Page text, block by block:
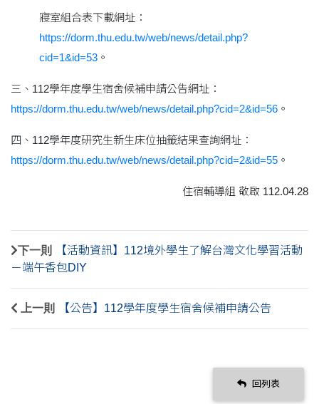
寢室組合表下載網址：
https://dorm.thu.edu.tw/web/news/detail.php?
cid=1&id=53 。
三、112學年度學生宿舍候補申請公告網址：
https://dorm.thu.edu.tw/web/news/detail.php?cid=2&id=56 。
四、112學年度研究生新生床位抽籤結果查詢網址：
https://dorm.thu.edu.tw/web/news/detail.php?cid=2&id=55 。
住宿輔導組 敬啟 112.04.28
下一則
【活動資訊】112境外學生了解台灣文化學習活動
－端午香包DIY
上一則 【公告】112學年度學生宿舍候補申請公告
回列表